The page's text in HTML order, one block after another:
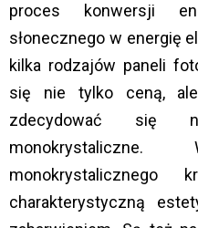
proces konwersji
słonecznego w energię
kilka rodzajów paneli
się nie tylko ceną,
zdecydować się
monokrystalicznego
charakterystyczną